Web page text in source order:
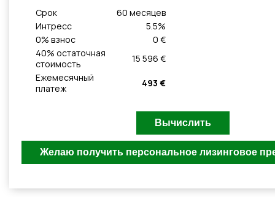
Cрок 60 месяцeв
Интресс
5.5%
0% взнос
0 €
40% остаточная
стоимость
15 596 €
Ежемесячный
платеж
493 €